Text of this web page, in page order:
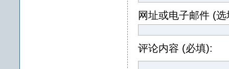
网址或电子邮件 (
评论内容 (必填):